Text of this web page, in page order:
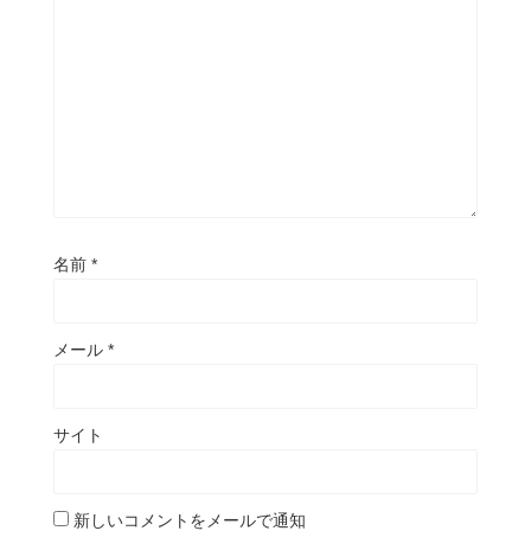
名前 *
メール *
サイト
新しいコメントをメールで通知